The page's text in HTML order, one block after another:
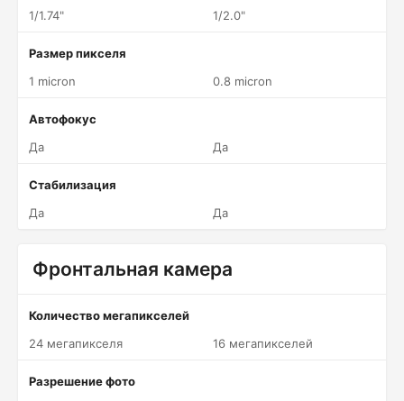
1/1.74"
1/2.0"
Размер пикселя
1 micron
0.8 micron
Автофокус
Да
Да
Стабилизация
Да
Да
Фронтальная камера
Количество мегапикселей
24 мегапикселя
16 мегапикселей
Разрешение фото